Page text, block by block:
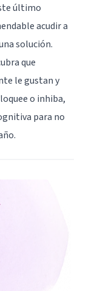
último
acudir a
solución.
que
le gustan y
o inhiba,
para no